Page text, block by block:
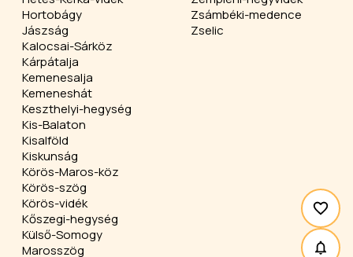
Hortobágy
Jászság
Kalocsai-Sárköz
Kárpátalja
Kemenesalja
Kemeneshát
Keszthelyi-hegység
Kis-Balaton
Kisalföld
Kiskunság
Körös-Maros-köz
Körös-szög
Körös-vidék
Kőszegi-hegység
Külső-Somogy
Marosszög
Zsámbéki-medence
Zselic